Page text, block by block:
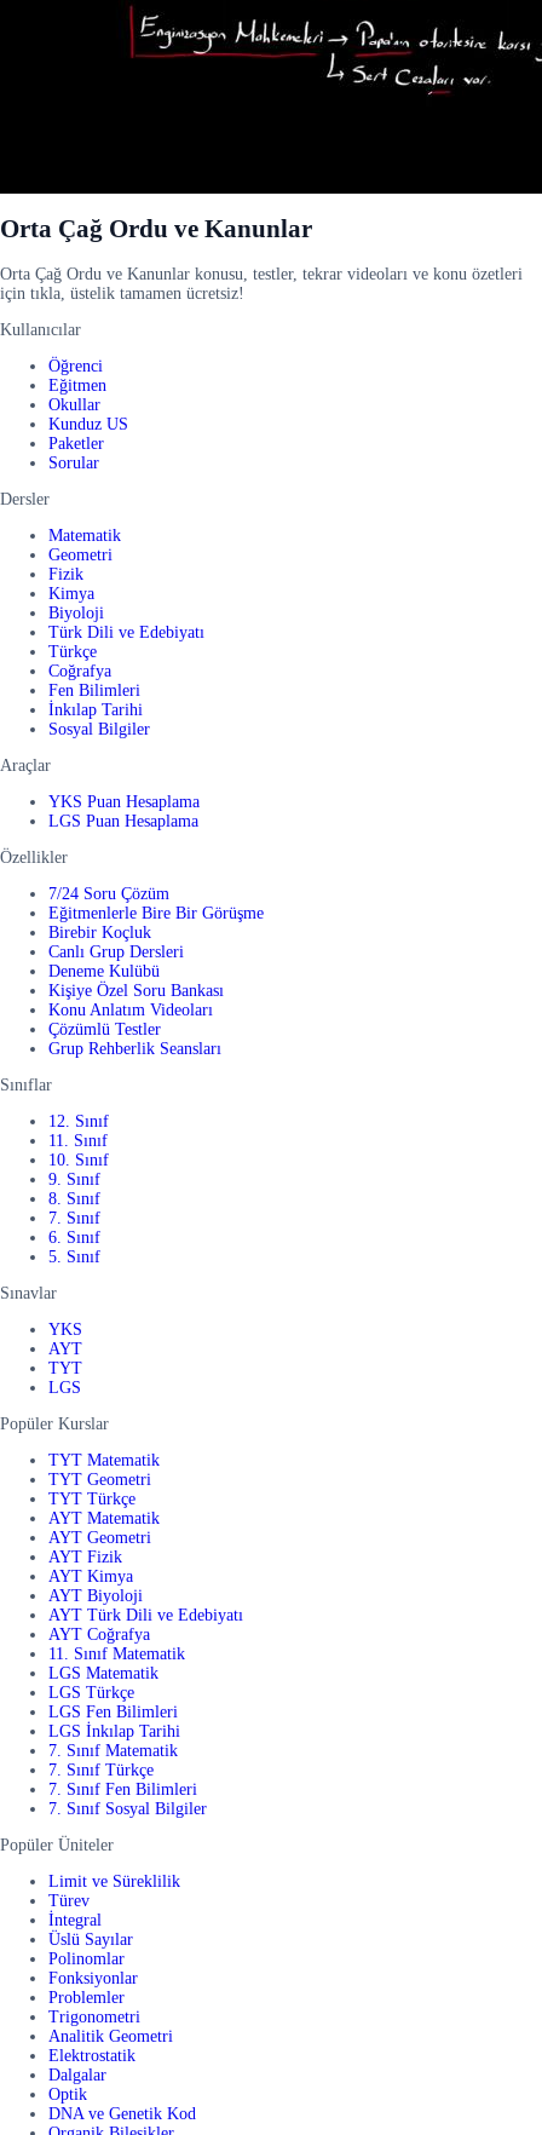
Orta Çağ Ordu ve Kanunlar
Orta Çağ Ordu ve Kanunlar konusu, testler, tekrar videoları ve konu özetleri
için tıkla, üstelik tamamen ücretsiz!
Kullanıcılar
Öğrenci
Eğitmen
Okullar
Kunduz US
Paketler
Sorular
Dersler
Matematik
Geometri
Fizik
Kimya
Biyoloji
Türk Dili ve Edebiyatı
Türkçe
Coğrafya
Fen Bilimleri
İnkılap Tarihi
Sosyal Bilgiler
Araçlar
YKS Puan Hesaplama
LGS Puan Hesaplama
Özellikler
7/24 Soru Çözüm
Eğitmenlerle Bire Bir Görüşme
Birebir Koçluk
Canlı Grup Dersleri
Deneme Kulübü
Kişiye Özel Soru Bankası
Konu Anlatım Videoları
Çözümlü Testler
Grup Rehberlik Seansları
Sınıflar
12. Sınıf
11. Sınıf
10. Sınıf
9. Sınıf
8. Sınıf
7. Sınıf
6. Sınıf
5. Sınıf
Sınavlar
YKS
AYT
TYT
LGS
Popüler Kurslar
TYT Matematik
TYT Geometri
TYT Türkçe
AYT Matematik
AYT Geometri
AYT Fizik
AYT Kimya
AYT Biyoloji
AYT Türk Dili ve Edebiyatı
AYT Coğrafya
11. Sınıf Matematik
LGS Matematik
LGS Türkçe
LGS Fen Bilimleri
LGS İnkılap Tarihi
7. Sınıf Matematik
7. Sınıf Türkçe
7. Sınıf Fen Bilimleri
7. Sınıf Sosyal Bilgiler
Popüler Üniteler
Limit ve Süreklilik
Türev
İntegral
Üslü Sayılar
Polinomlar
Fonksiyonlar
Problemler
Trigonometri
Analitik Geometri
Elektrostatik
Dalgalar
Optik
DNA ve Genetik Kod